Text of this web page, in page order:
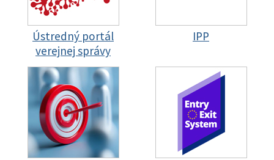
Ústredný portál
verejnej správy
IPP